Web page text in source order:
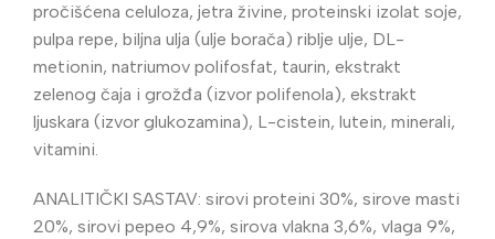
pročišćena celuloza, jetra živine, proteinski izolat soje,
pulpa repe, biljna ulja (ulje borača) riblje ulje, DL-
metionin, natriumov polifosfat, taurin, ekstrakt
zelenog čaja i grožđa (izvor polifenola), ekstrakt
ljuskara (izvor glukozamina), L-cistein, lutein, minerali,
vitamini.
ANALITIČKI SASTAV: sirovi proteini 30%, sirove masti
20%, sirovi pepeo 4,9%, sirova vlakna 3,6%, vlaga 9%,